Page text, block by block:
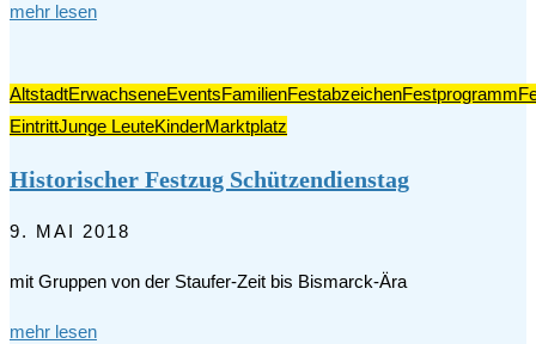
mehr lesen
AltstadtErwachseneEventsFamilienFestabzeichenFestprogramm
EintrittJunge LeuteKinderMarktplatz
Historischer Festzug Schützendienstag
9. MAI 2018
mit Gruppen von der Staufer-Zeit bis Bismarck-Ära
mehr lesen